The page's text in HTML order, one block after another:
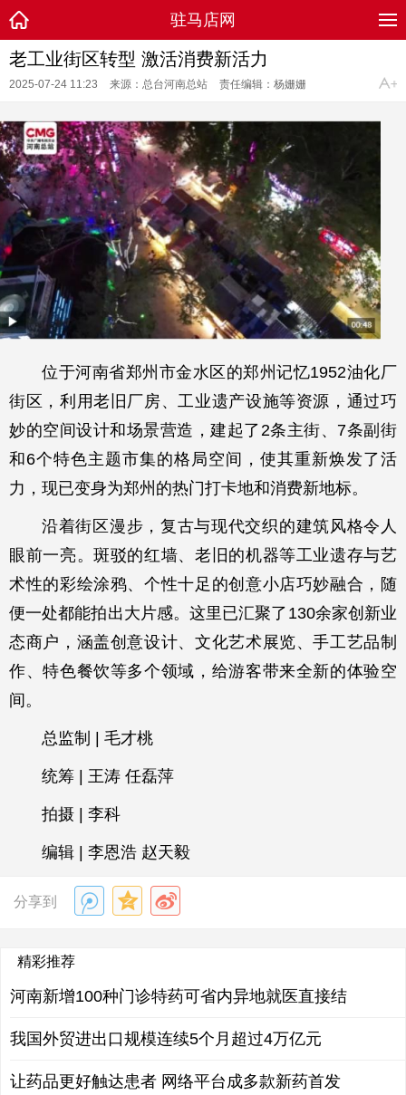
驻马店网
老工业街区转型 激活消费新活力
2025-07-24 11:23 来源：总台河南总站 责任编辑：杨姗姗
位于河南省郑州市金水区的郑州记忆1952油化厂
街区，利用老旧厂房、工业遗产设施等资源，通过巧
妙的空间设计和场景营造，建起了2条主街、7条副街
和6个特色主题市集的格局空间，使其重新焕发了活
力，现已变身为郑州的热门打卡地和消费新地标。
沿着街区漫步，复古与现代交织的建筑风格令人
眼前一亮。斑驳的红墙、老旧的机器等工业遗存与艺
术性的彩绘涂鸦、个性十足的创意小店巧妙融合，随
便一处都能拍出大片感。这里已汇聚了130余家创新业
态商户，涵盖创意设计、文化艺术展览、手工艺品制
作、特色餐饮等多个领域，给游客带来全新的体验空
间。
总监制 | 毛才桃
统筹 | 王涛 任磊萍
拍摄 | 李科
编辑 | 李恩浩 赵天毅
分享到
精彩推荐
河南新增100种门诊特药可省内异地就医直接结
我国外贸进出口规模连续5个月超过4万亿元
让药品更好触达患者 网络平台成多款新药首发